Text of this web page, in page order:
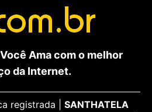
Ama com o melhor
da Internet.
registrada | SANTHATELA